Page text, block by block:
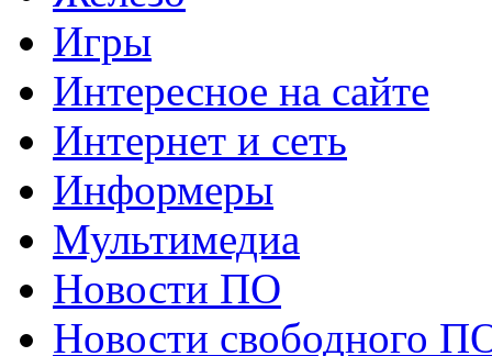
Игры
Интересное на сайте
Интернет и сеть
Информеры
Мультимедиа
Новости ПО
Новости свободного